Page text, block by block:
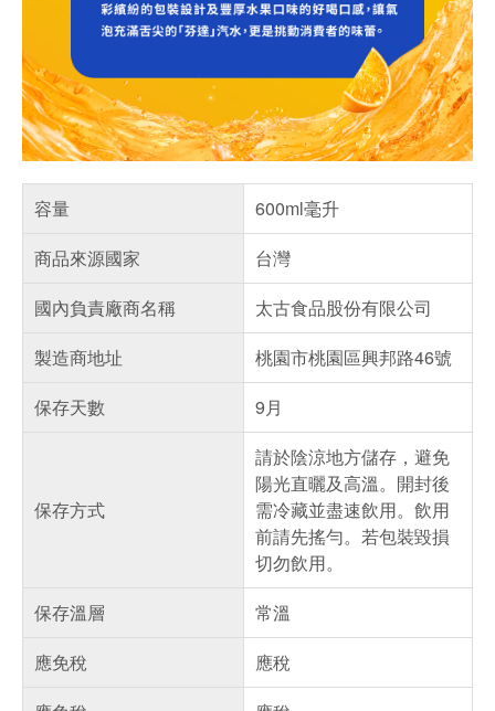
容量
600ml毫升
商品來源國家
台灣
國內負責廠商名稱
太古食品股份有限公司
製造商地址
桃園市桃園區興邦路46號
保存天數
9月
保存方式
請於陰涼地方儲存，避免
陽光直曬及高溫。開封後
需冷藏並盡速飲用。飲用
前請先搖勻。若包裝毀損
切勿飲用。
保存溫層
常溫
應免稅
應稅